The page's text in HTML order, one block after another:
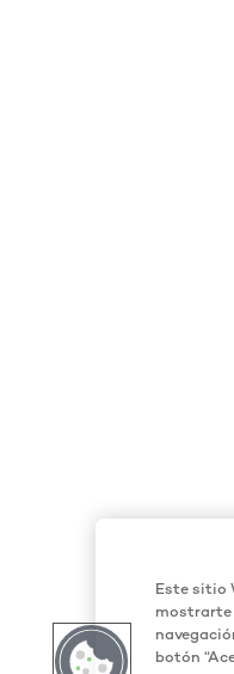
Este sitio
mostrarte
botón